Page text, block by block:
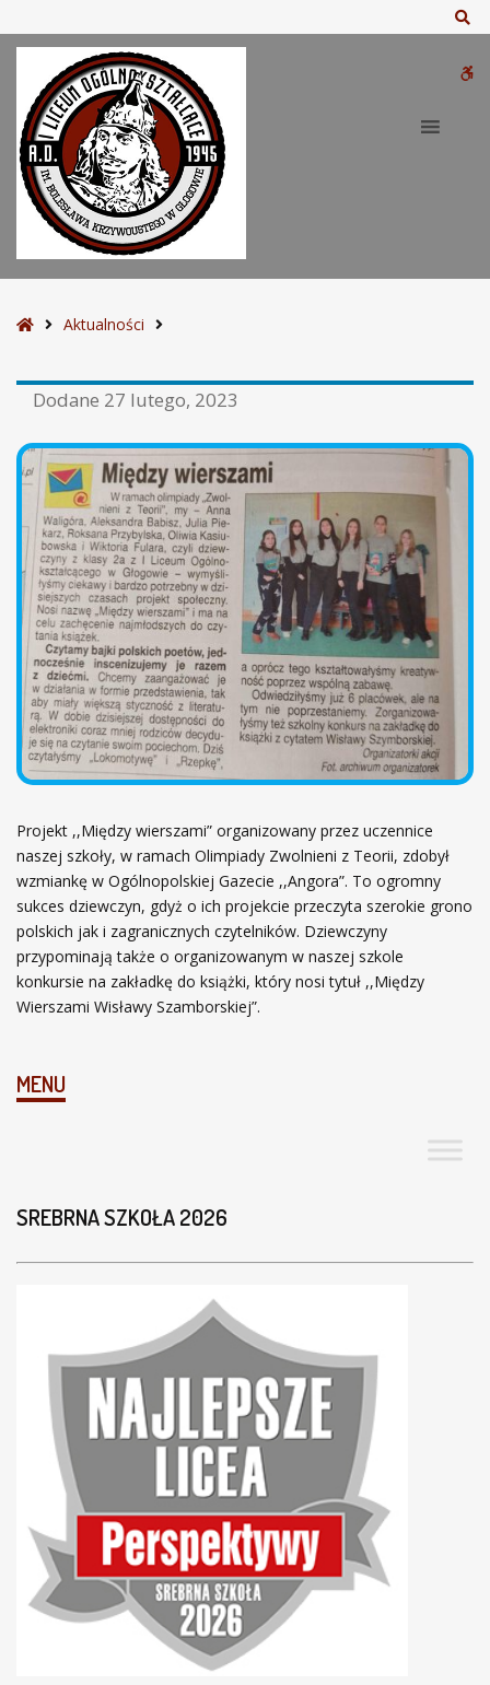
S
o
a
g
w
n
a
Aktualności
Dodane 27 lutego, 2023
Projekt ,,Między wierszami” organizowany przez uczennice
naszej szkoły, w ramach Olimpiady Zwolnieni z Teorii, zdobył
wzmiankę w Ogólnopolskiej Gazecie ,,Angora”. To ogromny
sukces dziewczyn, gdyż o ich projekcie przeczyta szerokie grono
polskich jak i zagranicznych czytelników. Dziewczyny
przypominają także o organizowanym w naszej szkole
konkursie na zakładkę do książki, który nosi tytuł ,,Między
Wierszami Wisławy Szamborskiej”.
MENU
SREBRNA SZKOŁA 2026